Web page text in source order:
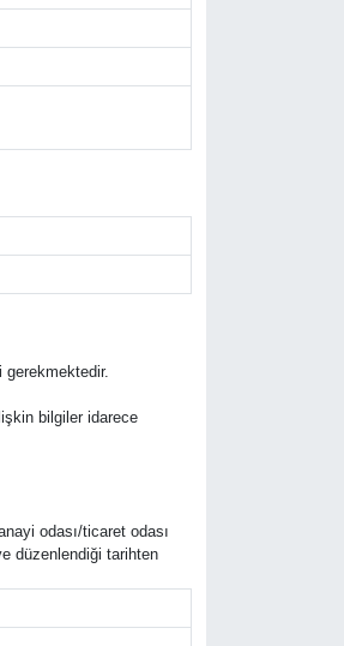
bilgiler idarece
odası/ticaret odası
düzenlendiği tarihten